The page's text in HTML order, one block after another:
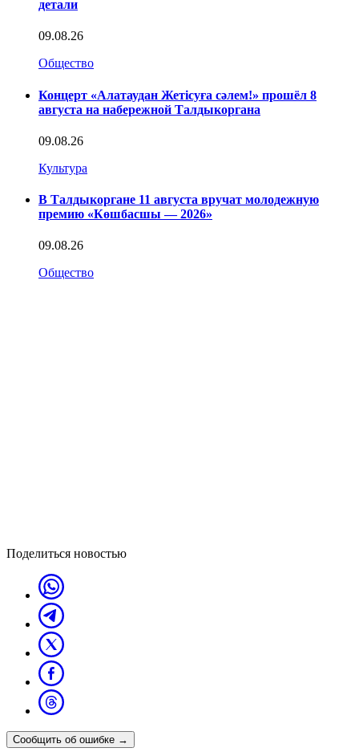
детали
09.08.26
Общество
Концерт «Алатаудан Жетісуға сәлем!» прошёл 8
августа на набережной Талдыкоргана
09.08.26
Культура
В Талдыкоргане 11 августа вручат молодежную
премию «Көшбасшы — 2026»
09.08.26
Общество
Поделиться новостью
Сообщить об ошибке →